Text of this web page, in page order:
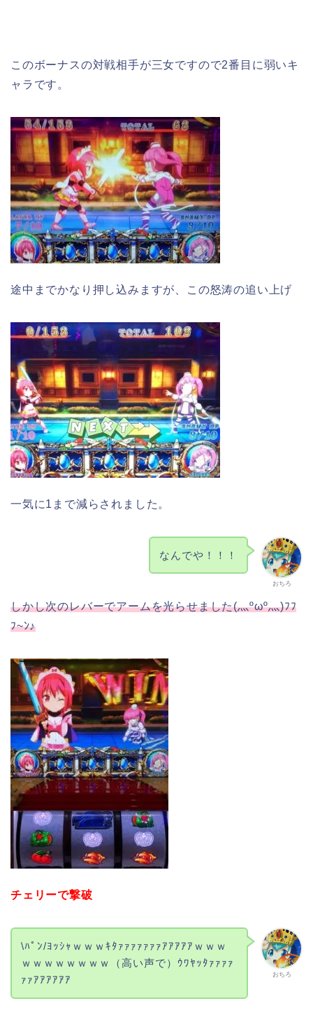
このボーナスの対戦相手が三女ですので2番目に弱いキ
ャラです。
途中までかなり押し込みますが、この怒涛の追い上げ
一気に1まで減らされました。
おちろ
なんでや！！！
しかし次のレバーでアームを光らせました(灬ºωº灬)ﾌﾌ
ﾌ~ﾝ♪
チェリーで撃破
おちろ
\ﾊﾟﾝ/ﾖｯｼｬｗｗｗｷﾀｧｧｧｧｧｧｧｱｱｱｱｱｗｗｗ
ｗｗｗｗｗｗｗｗ（高い声で）ｳﾜﾔｯﾀｧｧｧｧ
ｧｧｱｱｱｱｱｱ